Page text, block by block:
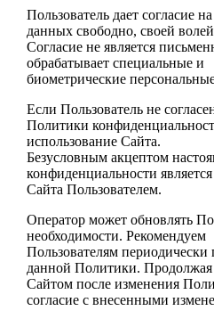
Пользователь дает согласие
данных свободно, своей
Согласие неявляется
обрабатывает специальные и
биометрические
Если Пользователь не
Политики
использование Сайта.
Безусловным акцептом
конфиденциальности
Сайта Пользователем.
Оператор может обновлять
необходимости. Рекомендуем
Пользователямпериодически
данной Политики. Продолжая
Сайтомпосле изменения
согласие с внесенными